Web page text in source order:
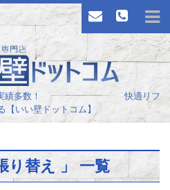
頼なら実績多数！ 快適リフ
【いい壁ドットコム】
替え 」 一覧